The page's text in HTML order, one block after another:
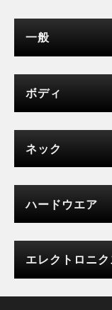
一般
ボディ
ネック
ハードウエア
エレクトロニ